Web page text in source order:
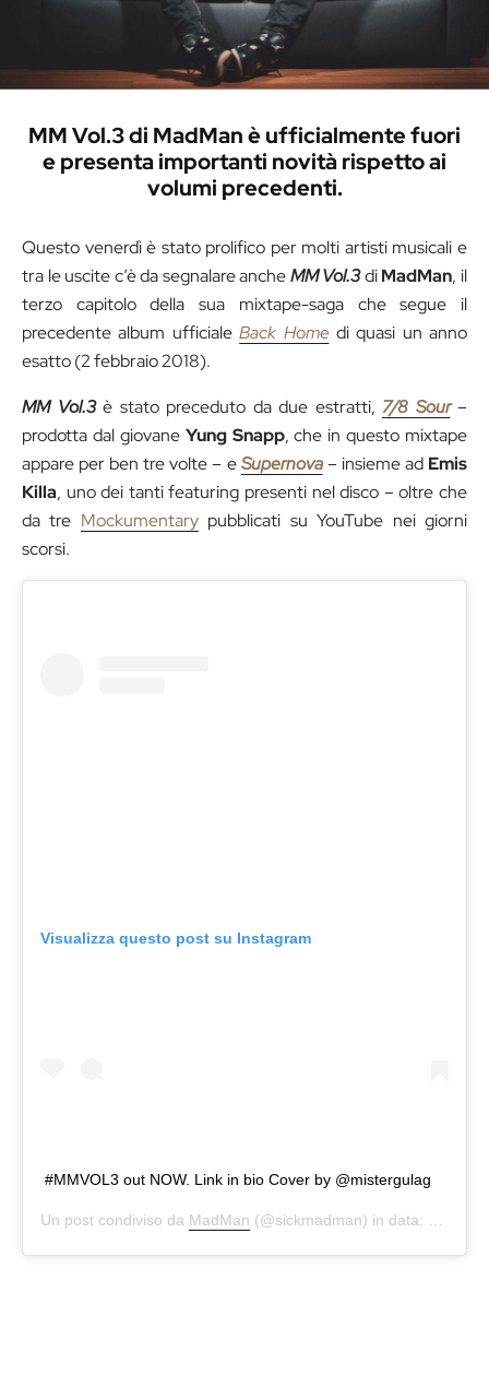
MM Vol.3 di MadMan è ufficialmente fuori
e presenta importanti novità rispetto ai
volumi precedenti.
Questo venerdì è stato prolifico per molti artisti musicali e
tra le uscite c’è da segnalare ancheMM Vol.3diMadMan, il
terzo capitolo della sua mixtape-saga che segue il
precedente album ufficialeBack Homedi quasi un anno
esatto (2 febbraio 2018).
MM Vol.3è stato preceduto da due estratti, 7/8 Sour–
prodotta dal giovane Yung Snapp, che in questo mixtape
appare per ben tre volte – eSupernova– insieme ad Emis
Killa, uno dei tanti featuring presenti nel disco – oltre che
da tre Mockumentarypubblicati su YouTube nei giorni
scorsi.
Visualizza questo post su Instagram
#MMVOL3 out NOW. Link in bio Cover by @mistergulag
Un post condiviso da MadMan (@sickmadman) in data: Gen 30,